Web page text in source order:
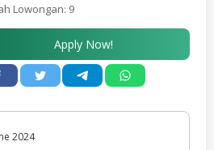
Lowongan: 9
Apply Now!
2024